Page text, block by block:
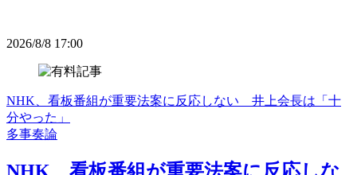
2026/8/8 17:00
NHK、看板番組が重要法案に反応しない 井上会長は「十
分やった」
多事奏論